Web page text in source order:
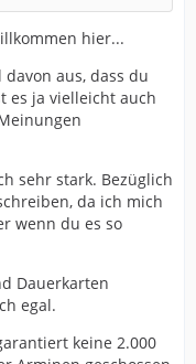
hier...
aus, dass du
es ja vielleicht auch
sehr stark. Bezüglich
da ich mich
wenn du es so
Dauerkarten
egal.
keine 2.000